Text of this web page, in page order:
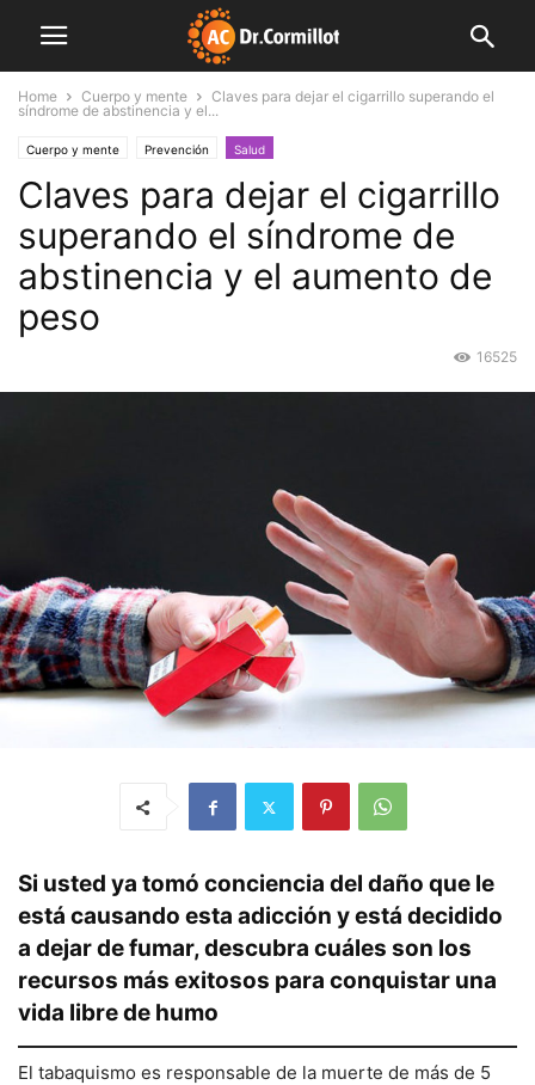
Home Cuerpo y mente
Claves para dejar el cigarrillo superando el
síndrome de abstinencia y el...
Cuerpo y mente Prevención Salud
Claves para dejar el cigarrillo
superando el síndrome de
abstinencia y el aumento de
peso
16525
Si usted ya tomó conciencia del daño que le
está causando esta adicción y está decidido
a dejar de fumar, descubra cuáles son los
recursos más exitosos para conquistar una
vida libre de humo
El tabaquismo es responsable de la muerte de más de 5